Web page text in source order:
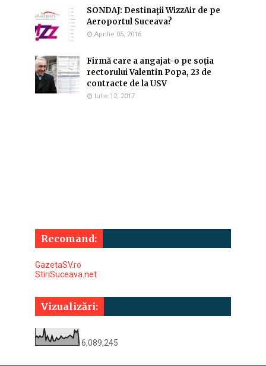
SONDAJ: Destinaţii WizzAir de pe
Aeroportul Suceava?
Aprilie 05, 2016
Firmă care a angajat-o pe soția
rectorului Valentin Popa, 23 de
contracte de la USV
Iulie 12, 2017
Recomand:
GazetaSV.ro
StiriSuceava.net
Vizualizări:
6,089,245